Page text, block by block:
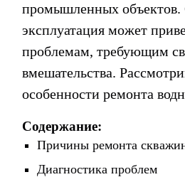
промышленных
эксплуатация может
проблемам, требующим
вмешательства.
особенности ремонта
Содержание:
Причины ремонта
Диагностика проблем